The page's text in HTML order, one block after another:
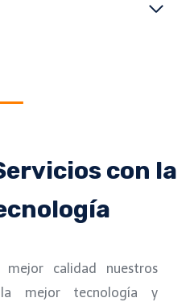
con la
mejor calidad nuestros
la mejor tecnología y